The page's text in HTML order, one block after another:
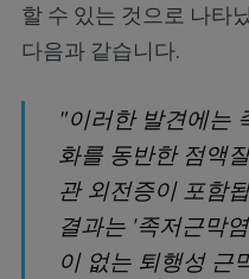
할 수 있는 것으로 나타
다음과 같습니다.
"이러한 발견에는
화를 동반한 점액
관 외전증이 포함
결과는 '족저근막
이 없는 퇴행성 근